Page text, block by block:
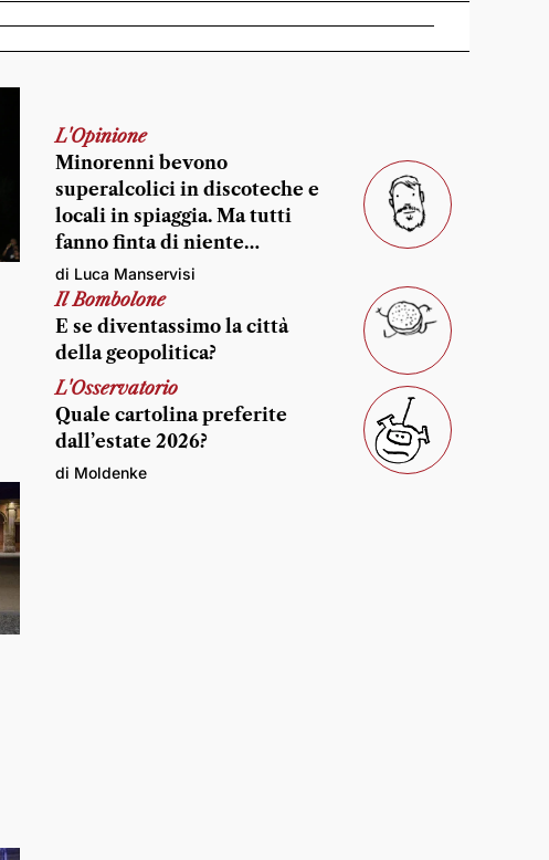
L'Opinione
Minorenni bevono
superalcolici in discoteche e
locali in spiaggia. Ma tutti
fanno finta di niente…
di Luca Manservisi
Il Bombolone
E se diventassimo la città
della geopolitica?
L'Osservatorio
Quale cartolina preferite
dall’estate 2026?
di Moldenke